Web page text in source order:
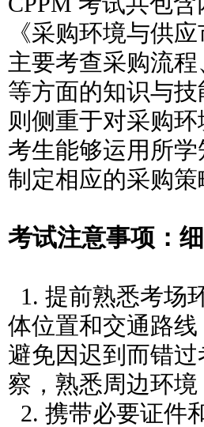
《采购环境与供
主要考查采购流
等方面的知识与
则侧重于对采购
考生能够运用所
制定相应的采购策
考试注意事项：
1. 提前熟悉考场
体位置和交通路
避免因迟到而错
察，熟悉周边环
2. 携带必要证件